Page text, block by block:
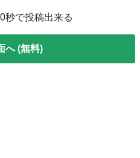
秒で投稿出来る
へ (無料)